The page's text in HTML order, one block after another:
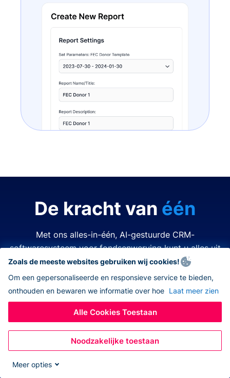
De kracht van één
Met ons alles-in-één, AI-gestuurde CRM-
softwaresysteem voor fondsenwerving kunt u alles uit
de kast halen.
Tijd is kostbaar. Middelen zijn beperkt. Het laatste wat
u wilt doen is een van beide verspillen. Donorbox
nonprofit CRM-software vereenvoudigt en verbetert
elk aspect van fondsenwerving, zodat u alles kunt
doen – allemaal op hetzelfde platform. Nooit meer
wisselen tussen verschillende apps, navigeren naar
Zoals de meeste websites gebruiken wij cookies!
Om een gepersonaliseerde en responsieve service te bieden,
onthouden en bewaren we informatie over hoe Laat meer zien
Alle Cookies Toestaan
Noodzakelijke toestaan
Meer opties